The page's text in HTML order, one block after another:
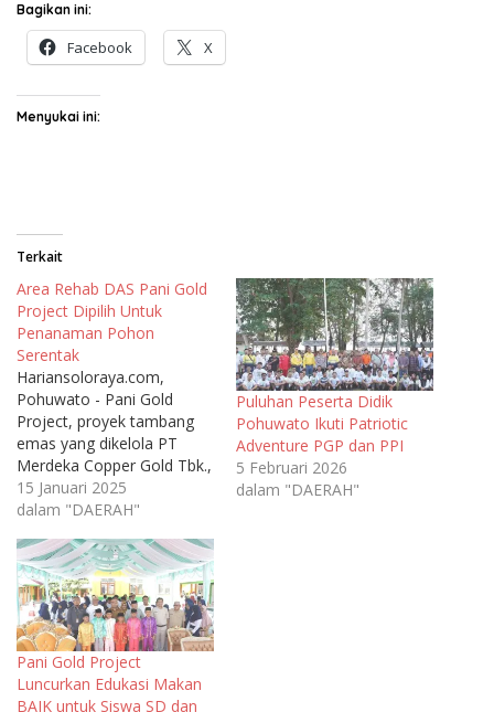
Bagikan ini:
Facebook X
Menyukai ini:
Terkait
Area Rehab DAS Pani Gold
Project Dipilih Untuk
Penanaman Pohon
Serentak
Hariansoloraya.com,
Pohuwato - Pani Gold
Project, proyek tambang
emas yang dikelola PT
Merdeka Copper Gold Tbk.,
berpartisipasi dalam
kegiatan Penanaman
Indonesia tingkat Provinsi
Gorontalo yang
dilaksanakan di Desa
Malango, Kecamatan
Taluditi, Kabupaten
Pohuwato Selasa, 14
Januari 2025. Secara
15 Januari 2025
dalam "DAERAH"
Puluhan Peserta Didik
Pohuwato Ikuti Patriotic
Adventure PGP dan PPI
5 Februari 2026
dalam "DAERAH"
Pani Gold Project
Luncurkan Edukasi Makan
BAIK untuk Siswa SD dan